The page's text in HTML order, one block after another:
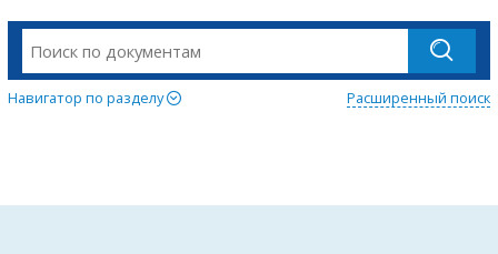
Навигатор по разделу Расширенный поиск